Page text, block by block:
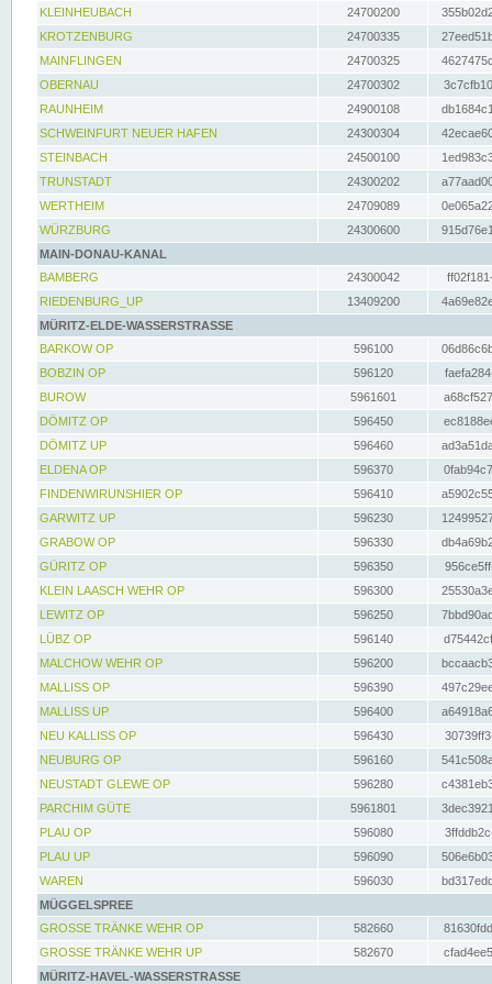
KLEINHEUBACH 24700200
KROTZENBURG
24700335
MAINFLINGEN
24700325
OBERNAU
24700302
RAUNHEIM
24900108
SCHWEINFURT NEUER HAFEN
24300304
STEINBACH
24500100
TRUNSTADT
24300202
WERTHEIM
24709089
WÜRZBURG
24300600
MAIN-DONAU-KANAL
BAMBERG
24300042
RIEDENBURG_UP
13409200
MÜRITZ-ELDE-WASSERSTRASSE
BARKOW OP
596100
BOBZIN OP
596120
BUROW
5961601
DÖMITZ OP
596450
DÖMITZ UP
596460
ELDENA OP
596370
FINDENWIRUNSHIER OP
596410
GARWITZ UP
596230
GRABOW OP
596330
GÜRITZ OP
596350
KLEIN LAASCH WEHR OP
596300
LEWITZ OP
596250
LÜBZ OP
596140
MALCHOW WEHR OP
596200
MALLISS OP
596390
MALLISS UP
596400
NEU KALLISS OP
596430
NEUBURG OP
596160
NEUSTADT GLEWE OP
596280
PARCHIM GÜTE
5961801
PLAU OP
596080
PLAU UP
596090
WAREN
596030
MÜGGELSPREE
GROSSE TRÄNKE WEHR OP
582660
GROSSE TRÄNKE WEHR UP
582670
MÜRITZ-HAVEL-WASSERSTRASSE